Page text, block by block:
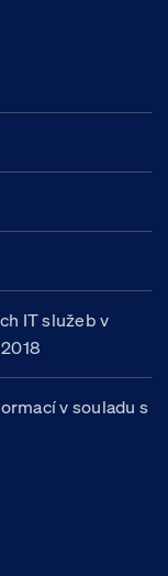
IT služeb v
v souladu s